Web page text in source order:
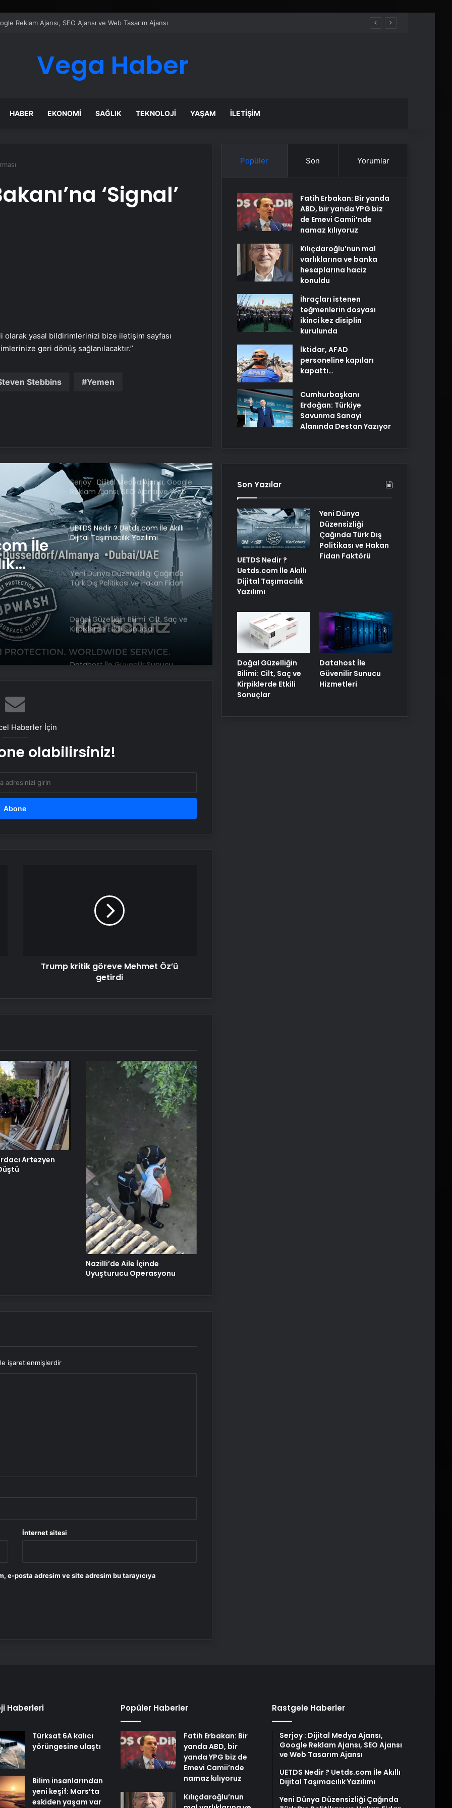
Dijital Taşımacılık Yazılımı
Vega Haber
HABER EKONOMI SAĞLIK TEKNOLOJI YAŞAM İLETIŞIM
‘Signal’
olarak yasal bildirimlerinizi bize iletişim sayfası
geri dönüş sağlanılacaktır.”
Stebbins Yemen
İle
Esenyurt’ta Servis Aracının Çarptığı
Çocuk Ağır Yaralandı
Serjoy : Dijital Medya Ajansı, Google
Reklam Ajansı, SEO Ajansı ve Web
Tasarım Ajansı
UETDS Nedir ? Uetds.com İle Akıllı
Dijital Taşımacılık Yazılımı
Yeni Dünya Düzensizliği Çağında
Türk Dış Politikası ve Hakan Fidan
Faktörü
Doğal Güzelliğin Bilimi: Cilt, Saç ve
Kirpiklerde Etkili Sonuçlar
Datahost İle Güvenilir Sunucu
Çorum’da Fabrika Patlaması: Bir İşçi
Esenyurt’ta Servis Aracının Çarptığı
Ormanda Bulundu
UETDS Nedir ? Uetds.com İle Akıllı
Doğal Güzelliğin Bilimi: Cilt, Saç ve
Kirpiklerde Etkili Sonuçlar
Datahost İle Güvenilir Sunucu
Haberler İçin
olabilirsiniz!
Trump kritik göreve Mehmet Öz’ü
getirdi
Artezyen
Nazilli’de Aile İçinde
Uyuşturucu Operasyonu
işaretlenmişlerdir
İnternet sitesi
e-posta adresim ve site adresim bu tarayıcıya
Popüler Son Yorumlar
Fatih Erbakan: Bir yanda
ABD, bir yanda YPG biz
de Emevi Camii’nde
namaz kılıyoruz
Kılıçdaroğlu’nun mal
varlıklarına ve banka
hesaplarına haciz
konuldu
İhraçları istenen
teğmenlerin dosyası
ikinci kez disiplin
kurulunda
İktidar, AFAD
personeline kapıları
kapattı…
Cumhurbaşkanı
Erdoğan: Türkiye
Savunma Sanayi
Alanında Destan Yazıyor
Son Yazılar
UETDS Nedir ?
Uetds.com İle Akıllı
Dijital Taşımacılık
Yazılımı
Yeni Dünya
Düzensizliği
Çağında Türk Dış
Politikası ve Hakan
Fidan Faktörü
Doğal Güzelliğin
Bilimi: Cilt, Saç ve
Kirpiklerde Etkili
Sonuçlar
Datahost İle
Güvenilir Sunucu
Hizmetleri
Haberleri
Türksat 6A kalıcı
yörüngesine ulaştı
Bilim insanlarından
yeni keşif: Mars’ta
eskiden yaşam var
Popüler Haberler
Fatih Erbakan: Bir
yanda ABD, bir
yanda YPG biz de
Emevi Camii’nde
namaz kılıyoruz
Kılıçdaroğlu’nun
Rastgele Haberler
Serjoy : Dijital Medya Ajansı,
Google Reklam Ajansı, SEO Ajansı
ve Web Tasarım Ajansı
UETDS Nedir ? Uetds.com İle Akıllı
Dijital Taşımacılık Yazılımı
Yeni Dünya Düzensizliği Çağında